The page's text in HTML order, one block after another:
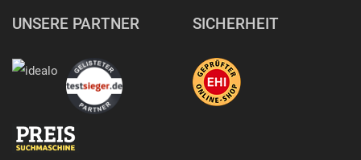
UNSERE PARTNER SICHERHEIT